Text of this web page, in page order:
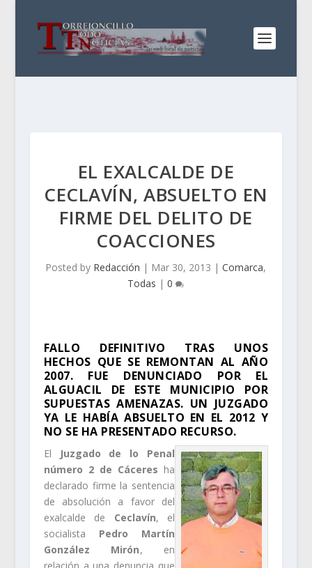
EL EXALCALDE DE
CECLAVÍN, ABSUELTO EN
FIRME DEL DELITO DE
COACCIONES
Posted by Redacción | Mar 30, 2013 |Comarca,
Todas |0
FALLO DEFINITIVO TRAS UNOS
HECHOS QUE SE REMONTAN AL AÑO
2007. FUE DENUNCIADO POR EL
ALGUACIL DE ESTE MUNICIPIO POR
SUPUESTAS AMENAZAS. UN JUZGADO
YA LE HABÍA ABSUELTO EN EL 2012 Y
NO SE HA PRESENTADO RECURSO.
El Juzgado de lo Penal
número 2 de Cáceres ha
declarado firme la sentencia
de absolución a favor del
exalcalde de Ceclavín, el
socialista Pedro Martín
González Mirón, en